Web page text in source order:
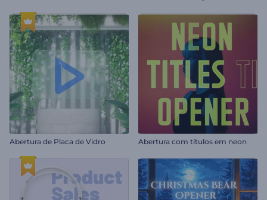
Abertura de Placa de Vidro Abertura com títulos em neon